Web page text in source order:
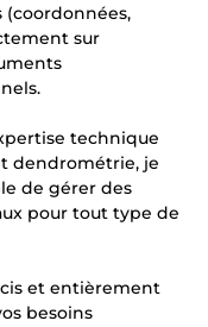
(coordonnées,
sur
technique
dendrométrie, je
de gérer des
pour tout type de
et entièrement
besoins